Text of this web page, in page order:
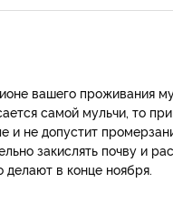
вашего проживания
самой мульчи, то
и не допустит
закислять почву и
в конце ноября.